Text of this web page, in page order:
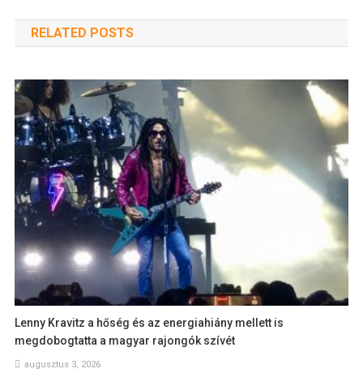
RELATED POSTS
Lenny Kravitz a hőség és az energiahiány mellett is
megdobogtatta a magyar rajongók szívét
augusztus 3, 2026